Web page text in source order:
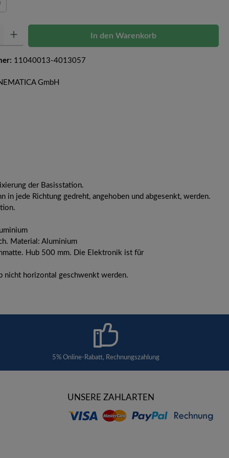
ist zurzeit nicht verfügbar.)
den gewünschten Wert ein oder benutze die Schaltflächen um die Anzahl zu
In den Warenkorb
11040013-4013057
GmbH
der Basisstation.
in jede Richtung gedreht, angehoben und abgesenkt, werden.
Material: Aluminium
Hub 500 mm. Die Elektronik ist für
nicht horizontal geschwenkt werden.
5% Online-Rabatt, Rechnungszahlung
UNSERE ZAHLARTEN